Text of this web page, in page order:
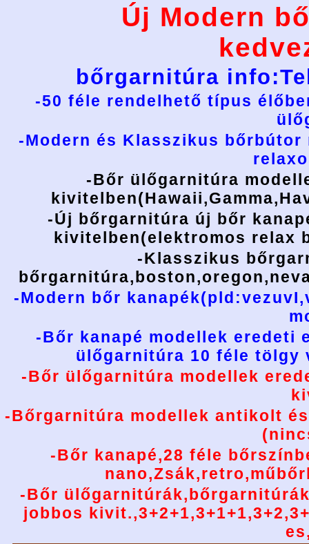
Új Modern
bőrgarnitúra
-50 féle rendelhető típus
-Modern és Klasszikus
-Bőr ülőgarnitúra
-Új bőrgarnitúra új bőr
kivitelben(elektromos relax
-Klasszikus
-Modern bőr
-Bőr kanapé modellek eredeti
ülőgarnitúra 10 féle tölgy
-Bőr ülőgarnitúra modellek
-Bőrgarnitúra modellek antikolt
-Bőr kanapé,28 féle
-Bőr
jobbos